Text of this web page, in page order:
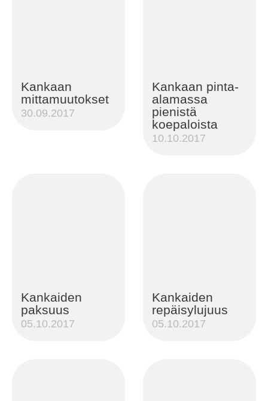
Kankaan
mittamuutokset
30.09.2017
Kankaan pinta-
alamassa
pienistä
koepaloista
10.10.2017
Kankaiden
paksuus
05.10.2017
Kankaiden
repäisylujuus
05.10.2017